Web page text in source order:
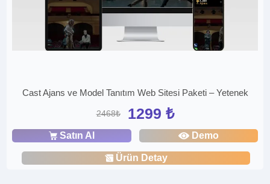
Cast Ajans ve Model Tanıtım Web Sitesi Paketi – Yetenek
2468₺ 1299 ₺
Satın Al Demo
Ürün Detay